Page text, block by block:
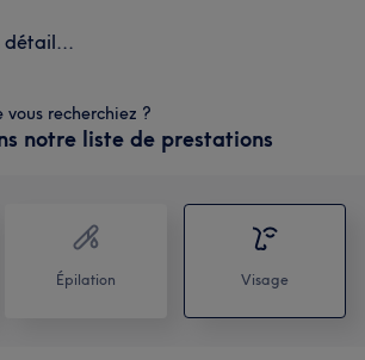
détail...
recherchiez ?
notre liste de prestations
Épilation Visage